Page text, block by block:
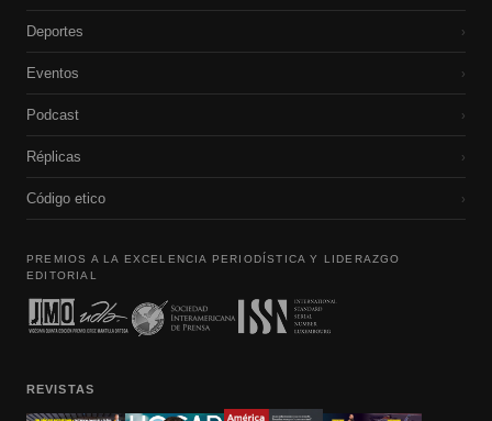
Deportes ›
Eventos ›
Podcast ›
Réplicas ›
Código etico ›
PREMIOS A LA EXCELENCIA PERIODÍSTICA Y LIDERAZGO
EDITORIAL
REVISTAS